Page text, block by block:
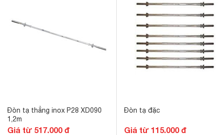
Đòn tạ thẳng inox P28 XD090
1,2m
Giá từ 517.000 đ
Đòn tạ đặc
Giá từ 115.000 đ